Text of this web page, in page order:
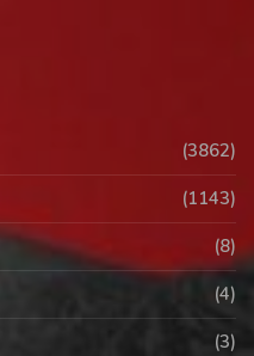
(3862)
(1143)
(8)
(4)
(3)